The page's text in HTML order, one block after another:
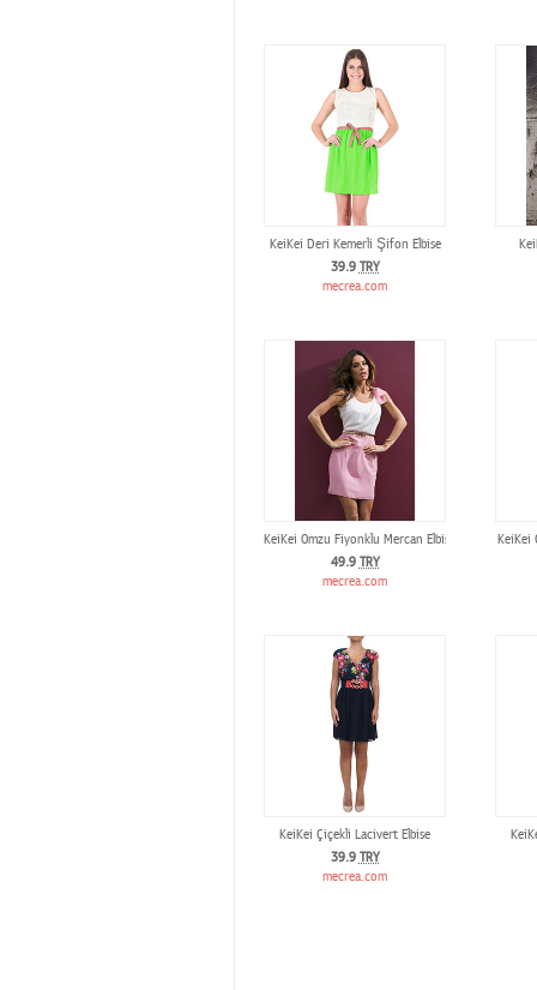
KeiKei Deri Kemerli Şifon Elbise
39.9 TRY
mecrea.com
KeiKei Omzu Fiyonklu Mercan Elbise
49.9 TRY
mecrea.com
KeiKei
KeiKei Çiçekli Lacivert Elbise
39.9 TRY
mecrea.com